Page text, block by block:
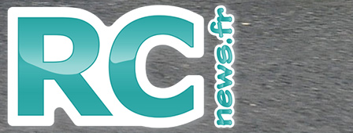
Cookies management panel